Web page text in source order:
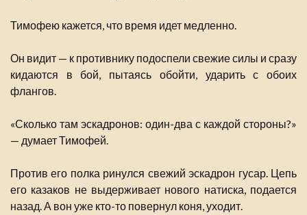
Тимофею кажется, что время идет медленно.
Он видит — к противнику подоспели свежие силы и сразу
кидаются в бой, пытаясь обойти, ударить с обоих
флангов.
«Сколько там эскадронов: один-два с каждой стороны?»
— думает Тимофей.
Против его полка ринулся свежий эскадрон гусар. Цепь
его казаков не выдерживает нового натиска, подается
назад. А вон уже кто-то повернул коня, уходит.